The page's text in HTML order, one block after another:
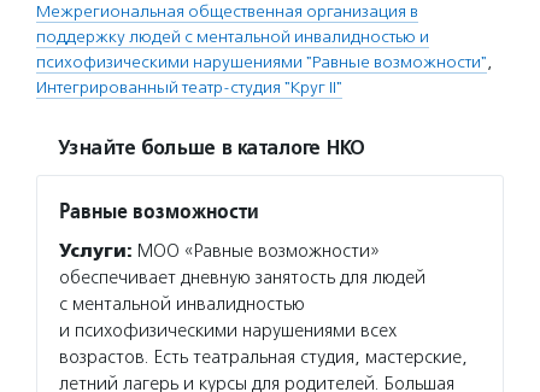
Межрегиональная общественная организация в
поддержку людей с ментальной инвалидностью и
психофизическими нарушениями "Равные возможности",
Интегрированный театр-студия "Круг II"
Узнайте больше в каталоге НКО
Равные возможности
Услуги: МОО «Равные возможности»
обеспечивает дневную занятость для людей
с ментальной инвалидностью
и психофизическими нарушениями всех
возрастов. Есть театральная студия, мастерские,
летний лагерь и курсы для родителей. Большая